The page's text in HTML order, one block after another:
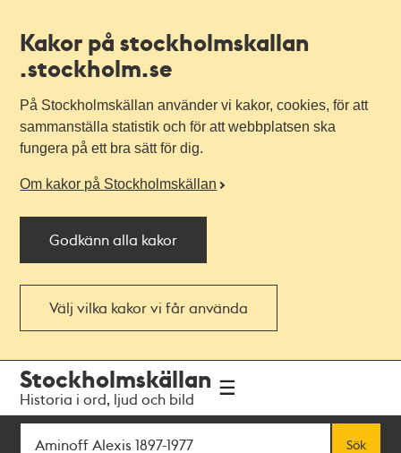
Kakor på stockholmskallan
.stockholm.se
På Stockholmskällan använder vi kakor, cookies, för att
sammanställa statistik och för att webbplatsen ska
fungera på ett bra sätt för dig.
Om kakor på Stockholmskällan
Godkänn alla kakor
Välj vilka kakor vi får använda
navigationen
huvudinnehållet
Stockholmskällan
Historia i ord, ljud och bild
Sök
Sök